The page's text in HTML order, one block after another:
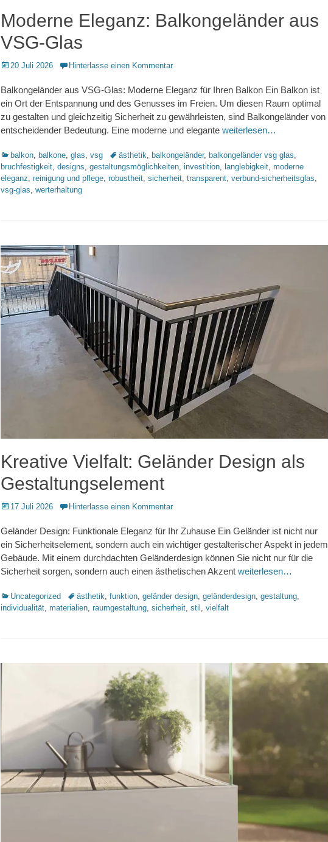
Moderne Eleganz: Balkongeländer aus
VSG-Glas
Posted
20 Juli 2026 Hinterlasse einen Kommentar
Balkongeländer aus VSG-Glas: Moderne Eleganz für Ihren Balkon Ein Balkon ist
ein Ort der Entspannung und des Genusses im Freien. Um diesen Raum optimal
zu gestalten und gleichzeitig Sicherheit zu gewährleisten, sind Balkongeländer von
entscheidender Bedeutung. Eine moderne und elegante weiterlesen…
Kategorien
balkon balkone glas vsg Schlagworte
ästhetik balkongeländer, balkongeländer vsg glas
bruchfestigkeit designs gestaltungsmöglichkeiten investition langlebigkeit moderne
eleganz reinigung und pflege robustheit sicherheit transparent verbund-sicherheitsglas
vsg-glas werterhaltung
Kreative Vielfalt: Geländer Design als
Gestaltungselement
Posted
17 Juli 2026 Hinterlasse einen Kommentar
Geländer Design: Funktionale Eleganz für Ihr Zuhause Ein Geländer ist nicht nur
ein Sicherheitselement, sondern auch ein wichtiger gestalterischer Aspekt in jedem
Gebäude. Mit einem durchdachten Geländerdesign können Sie nicht nur für die
Sicherheit sorgen, sondern auch einen ästhetischen Akzent weiterlesen…
Kategorien
Uncategorized Schlagworte
ästhetik funktion geländer design geländerdesign gestaltung
individualität materialien raumgestaltung sicherheit stil vielfalt